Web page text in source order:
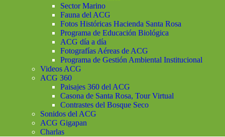
Sector Marino
Fauna del ACG
Fotos Históricas Hacienda Santa Rosa
Programa de Educación Biológica
ACG día a día
Fotografías Aéreas de ACG
Programa de Gestión Ambiental Institucional
Videos ACG
ACG 360
Paisajes 360 del ACG
Casona de Santa Rosa, Tour Virtual
Contrastes del Bosque Seco
Sonidos del ACG
ACG Gigapan
Charlas